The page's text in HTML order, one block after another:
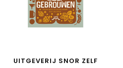
UITGEVERIJ SNOR ZELF